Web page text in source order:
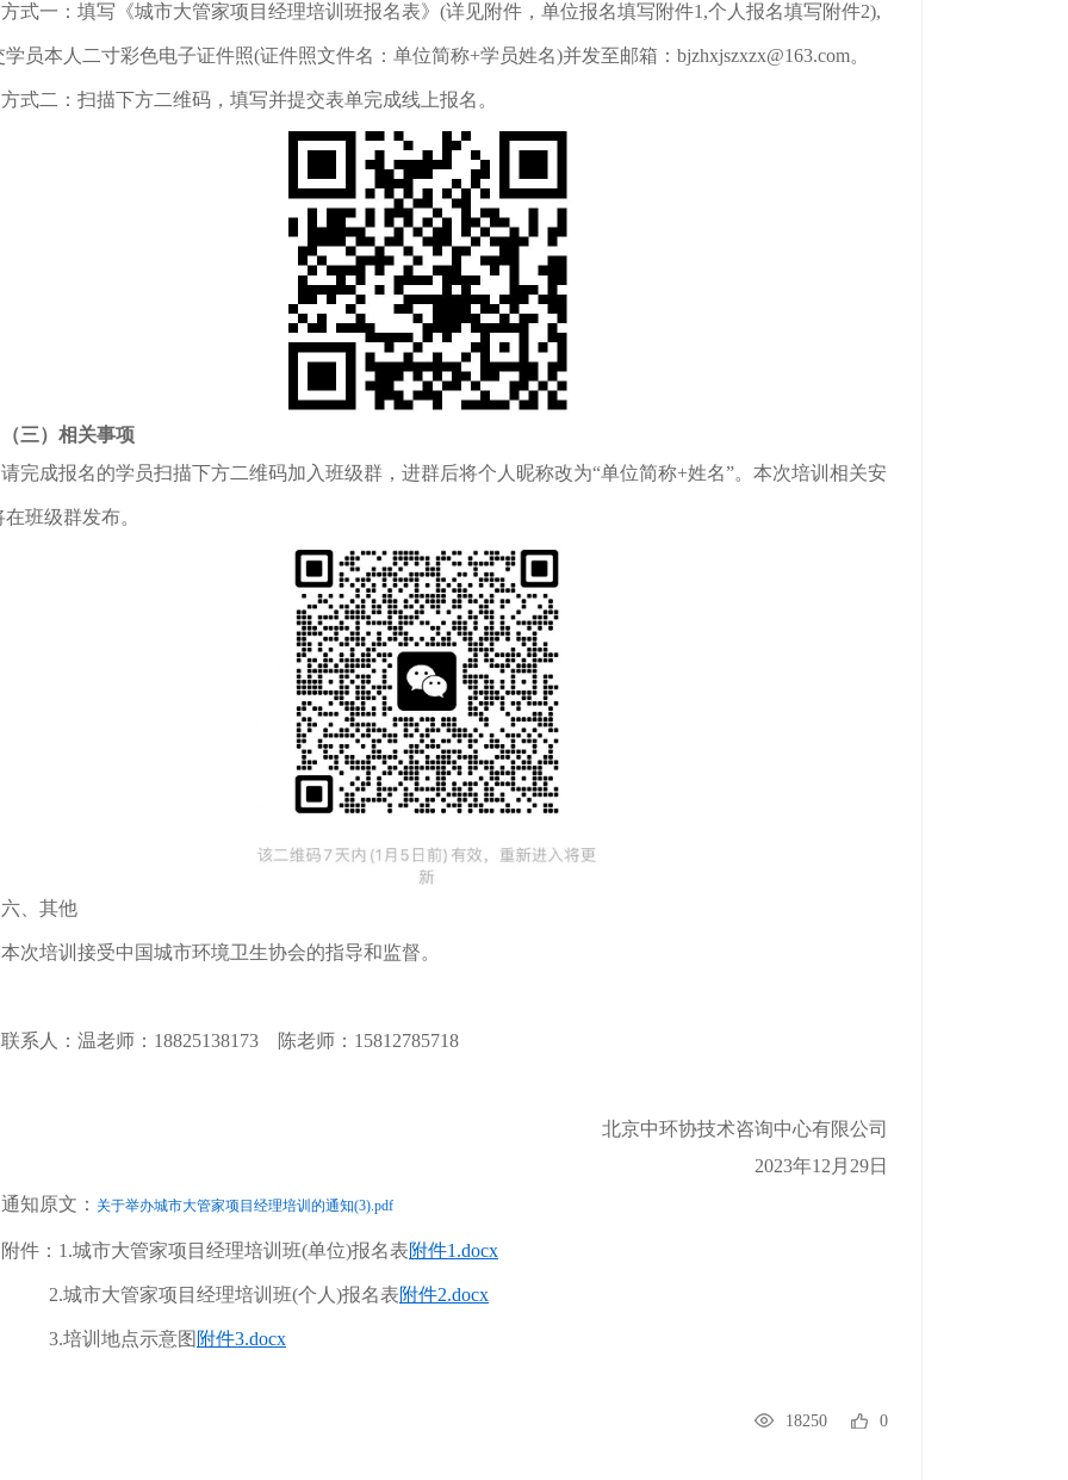
方式一：填写《城市大管家项目经理培训班报名表》(详见附件，单位报名填写附件1,个人报名填写附件2),
学员本人二寸彩色电子证件照(证件照文件名：单位简称+学员姓名)并发至邮箱：bjzhxjszxzx@163.com。
方式二：扫描下方二维码，填写并提交表单完成线上报名。
（三）相关事项
请完成报名的学员扫描下方二维码加入班级群，进群后将个人昵称改为“单位简称+姓名”。本次培训相关安
班级群发布。
六、其他
本次培训接受中国城市环境卫生协会的指导和监督。
联系人：温老师：18825138173 陈老师：15812785718
北京中环协技术咨询中心有限公司
2023年12月29日
通知原文： 关于举办城市大管家项目经理培训的通知(3).pdf
附件：1.城市大管家项目经理培训班(单位)报名表附件1.docx
2.城市大管家项目经理培训班(个人)报名表附件2.docx
3.培训地点示意图 附件3.docx
0
18250